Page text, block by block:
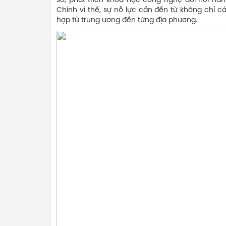
Chính vì thế, sự nỗ lực cần đến từ không chỉ
hợp từ trung ương đến từng địa phương.